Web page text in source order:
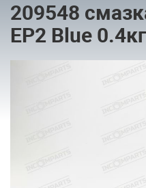
209548
EP2 Blue 0.4кг